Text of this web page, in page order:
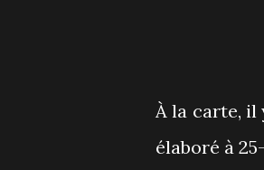
À la carte, il
élaboré à